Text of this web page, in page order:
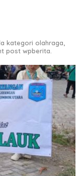
kategori olahraga,
post wpberita.